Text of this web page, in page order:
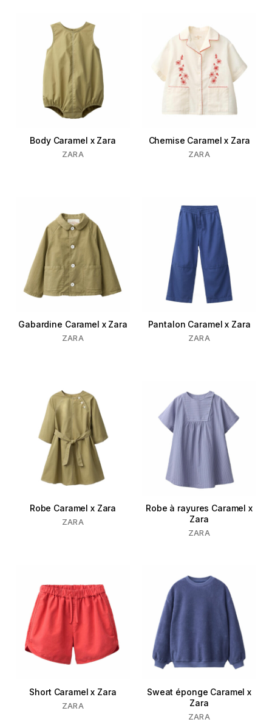
Body Caramel x Zara
ZARA
Chemise Caramel x Zara
ZARA
Gabardine Caramel x Zara
ZARA
Pantalon Caramel x Zara
ZARA
Robe Caramel x Zara
ZARA
Robe à rayures Caramel x
Zara
ZARA
Short Caramel x Zara
ZARA
Sweat éponge Caramel x
Zara
ZARA